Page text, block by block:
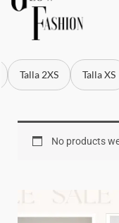
Talla 2XS Talla XS
No products